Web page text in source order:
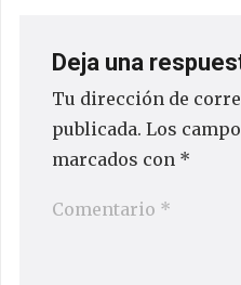
Deja una
Tu dirección de
publicada. Los
marcados con *